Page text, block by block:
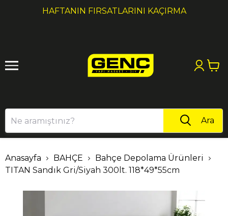
HAFTANIN FIRSATLARINI KAÇIRMA
1 2
Ara
Anasayfa BAHÇE
Bahçe Depolama Ürünleri
TITAN Sandık Gri/Siyah 300lt. 118*49*55cm